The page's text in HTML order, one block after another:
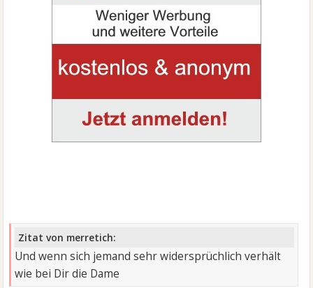
Zitat von merretich:
Und wenn sich jemand sehr widersprüchlich verhält
wie bei Dir die Dame